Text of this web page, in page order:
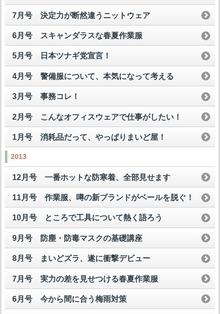
7月号 決定力が断然違うニットウェア
6月号 スキャンダラスな春夏作業服
5月号 日本ツナギ党宣言！
4月号 警備服について、本気になって考える
3月号 事務コレ！
2月号 こんなオフィスウェアで仕事がしたい！
1月号 消耗品だって、やっぱりまいど屋！
2013
12月号 一番ホットな防寒着、全部見せます
11月号 作業服、噂の新ブランドがベールを脱ぐ！
10月号 ところで工具について熱く語ろう
9月号 防塵・防毒マスクの基礎講座
8月号 まいどズラ、遂に衝撃デビュー
7月号 実力の差を見せつける春夏作業服
6月号 今から間に合う梅雨対策